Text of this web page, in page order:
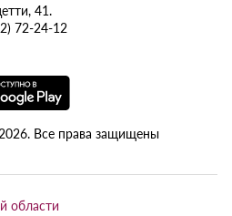
41.
72-24-12
Все права защищены
области